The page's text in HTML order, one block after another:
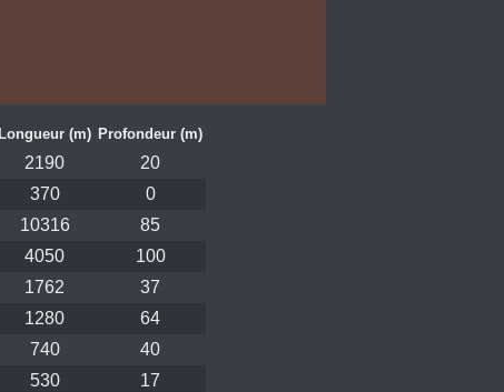
Longueur (m) Profondeur (m)
2190
20
370
0
10316
85
4050
100
1762
37
1280
64
740
40
530
17